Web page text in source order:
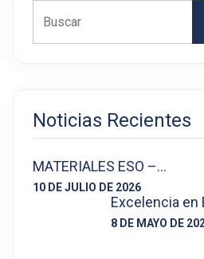
Noticias Recientes
MATERIALES ESO –…
10 DE JULIO DE 2026
Excelencia en
8 DE MAYO DE